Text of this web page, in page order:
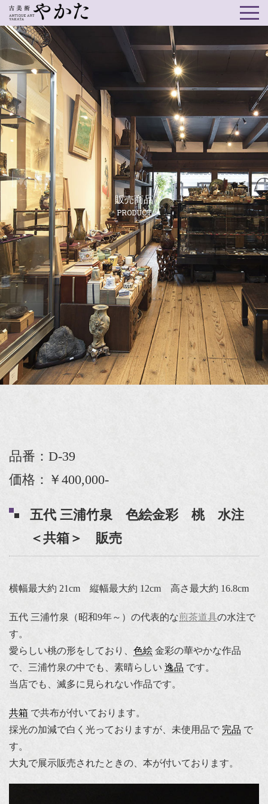
販売商品
PRODUCT
品番：D-39
価格：￥400,000-
五代 三浦竹泉 色絵金彩 桃 水注
＜共箱＞ 販売
横幅最大約 21cm 縦幅最大約 12cm 高さ最大約 16.8cm
五代 三浦竹泉（昭和9年～）の代表的な煎茶道具の水注で
す。
愛らしい桃の形をしており、 色絵 金彩の華やかな作品
で、三浦竹泉の中でも、素晴らしい 逸品 です。
当店でも、滅多に見られない作品です。
共箱 で共布が付いております。
採光の加減で白く光っておりますが、未使用品で 完品 で
す。
大丸で展示販売されたときの、本が付いております。